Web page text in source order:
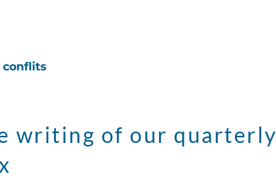
conflits
writing of our quarterly